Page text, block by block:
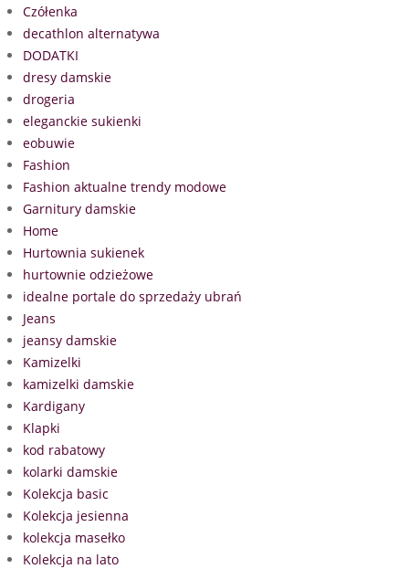
Czółenka
decathlon alternatywa
DODATKI
dresy damskie
drogeria
eleganckie sukienki
eobuwie
Fashion
Fashion aktualne trendy modowe
Garnitury damskie
Home
Hurtownia sukienek
hurtownie odzieżowe
idealne portale do sprzedaży ubrań
Jeans
jeansy damskie
Kamizelki
kamizelki damskie
Kardigany
Klapki
kod rabatowy
kolarki damskie
Kolekcja basic
Kolekcja jesienna
kolekcja masełko
Kolekcja na lato